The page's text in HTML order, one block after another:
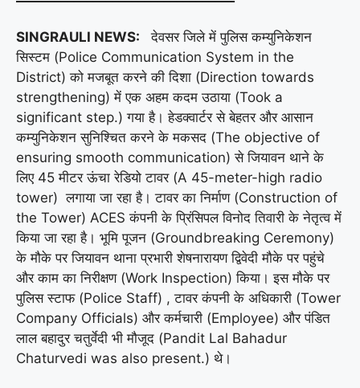
SINGRAULI NEWS:
देवसर जिले में पुलिस कम्युनिकेशन
सिस्टम (Police Communication System in the
District) को मजबूत करने की दिशा (Direction towards
strengthening) में एक अहम कदम उठाया (Took a
significant step.) गया है। हेडक्वार्टर से बेहतर और आसान
कम्युनिकेशन सुनिश्चित करने के मकसद (The objective of
ensuring smooth communication) से जियावन थाने के
लिए 45 मीटर ऊंचा रेडियो टावर (A 45-meter-high radio
tower) लगाया जा रहा है। टावर का निर्माण (Construction of
the Tower) ACES कंपनी के प्रिंसिपल विनोद तिवारी के नेतृत्व में
किया जा रहा है। भूमि पूजन (Groundbreaking Ceremony)
के मौके पर जियावन थाना प्रभारी शेषनारायण द्विवेदी मौके पर पहुंचे
और काम का निरीक्षण (Work Inspection) किया। इस मौके पर
पुलिस स्टाफ (Police Staff) , टावर कंपनी के अधिकारी (Tower
Company Officials) और कर्मचारी (Employee) और पंडित
लाल बहादुर चतुर्वेदी भी मौजूद (Pandit Lal Bahadur
Chaturvedi was also present.) थे।